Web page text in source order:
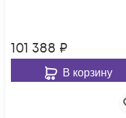
101 388 ₽
В корзину